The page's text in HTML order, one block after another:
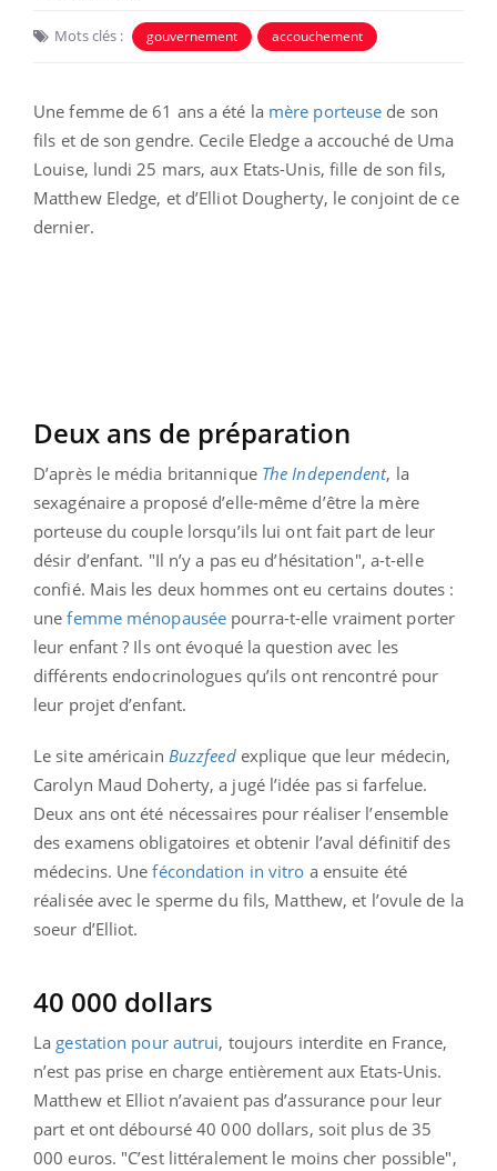
Mots clés : gouvernement accouchement
Une femme de 61 ans a été la mère porteuse de son
fils et de son gendre. Cecile Eledge a accouché de Uma
Louise, lundi 25 mars, aux Etats-Unis, fille de son fils,
Matthew Eledge, et d’Elliot Dougherty, le conjoint de ce
dernier.
Deux ans de préparation
D’après le média britannique The Independent, la
sexagénaire a proposé d’elle-même d’être la mère
porteuse du couple lorsqu’ils lui ont fait part de leur
désir d’enfant. "Il n’y a pas eu d’hésitation", a-t-elle
confié. Mais les deux hommes ont eu certains doutes :
unefemme ménopausée pourra-t-elle vraiment porter
leur enfant ? Ils ont évoqué la question avec les
différents endocrinologues qu’ils ont rencontré pour
leur projet d’enfant.
Le site américain Buzzfeed explique que leur médecin,
Carolyn Maud Doherty, a jugé l’idée pas si farfelue.
Deux ans ont été nécessaires pour réaliser l’ensemble
des examens obligatoires et obtenir l’aval définitif des
médecins. Unefécondation in vitro a ensuite été
réalisée avec le sperme du fils, Matthew, et l’ovule de la
soeur d’Elliot.
40 000 dollars
La gestation pour autrui, toujours interdite en France,
n’est pas prise en charge entièrement aux Etats-Unis.
Matthew et Elliot n’avaient pas d’assurance pour leur
part et ont déboursé 40 000 dollars, soit plus de 35
000 euros. "C’est littéralement le moins cher possible",